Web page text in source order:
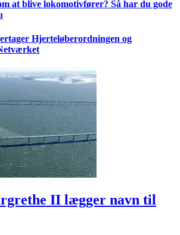
at blive lokomotivfører? Så har du gode
Hjerteløberordningen og
II lægger navn til